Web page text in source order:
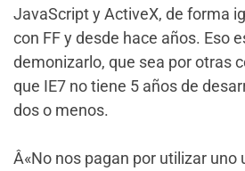
JavaScript y ActiveX, de forma
con FF y desde hace años. Eso
demonizarlo, que sea por otras
que IE7 no tiene 5 años de
dos o menos.
Â«No nos pagan por utilizar uno